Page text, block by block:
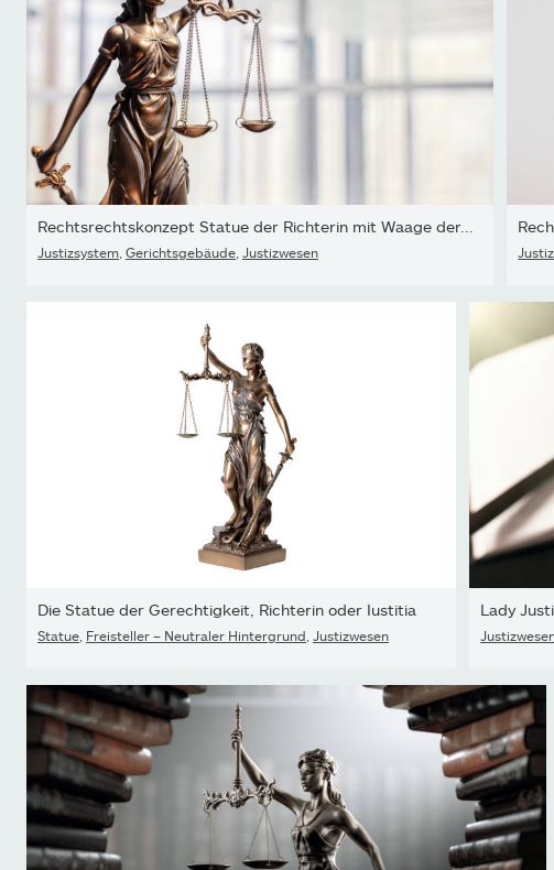
Rechtsrechtskonzept Statue der Richterin mit Waage der...
Justizsystem Gerichtsgebäude Justizwesen
Die Statue der Gerechtigkeit, Richterin oder Iustitia
Statue Freisteller – Neutraler Hintergrund Justizwesen
Lady